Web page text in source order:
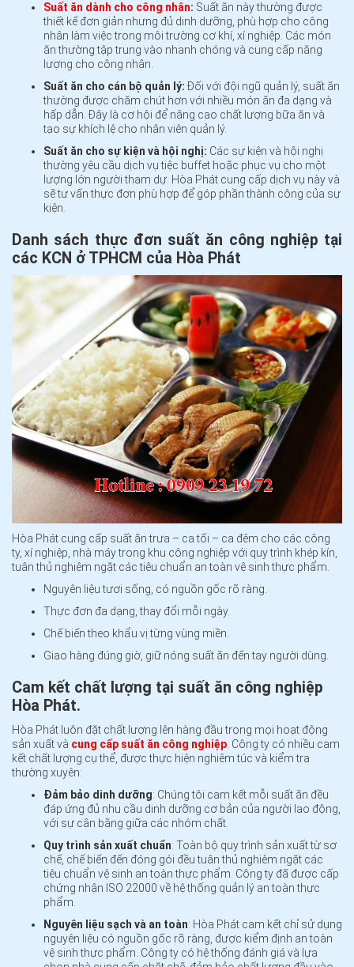
Suất ăn dành cho công nhân: Suất ăn này thường được
thiết kế đơn giản nhưng đủ dinh dưỡng, phù hợp cho công
nhân làm việc trong môi trường cơ khí, xí nghiệp. Các món
ăn thường tập trung vào nhanh chóng và cung cấp năng
lượng cho công nhân.
Suất ăn cho cán bộ quản lý: Đối với đội ngũ quản lý, suất ăn
thường được chăm chút hơn với nhiều món ăn đa dạng và
hấp dẫn. Đây là cơ hội để nâng cao chất lượng bữa ăn và
tạo sự khích lệ cho nhân viên quản lý.
Suất ăn cho sự kiện và hội nghị: Các sự kiện và hội nghị
thường yêu cầu dịch vụ tiệc buffet hoặc phục vụ cho một
lượng lớn người tham dự. Hòa Phát cung cấp dịch vụ này và
sẽ tư vấn thực đơn phù hợp để góp phần thành công của sự
kiện.
Danh sách thực đơn suất ăn công nghiệp tại
các KCN ở TPHCM của Hòa Phát
Hòa Phát cung cấp suất ăn trưa – ca tối – ca đêm cho các công
ty, xí nghiệp, nhà máy trong khu công nghiệp với quy trình khép kín,
tuân thủ nghiêm ngặt các tiêu chuẩn an toàn vệ sinh thực phẩm.
Nguyên liệu tươi sống, có nguồn gốc rõ ràng.
Thực đơn đa dạng, thay đổi mỗi ngày.
Chế biến theo khẩu vị từng vùng miền.
Giao hàng đúng giờ, giữ nóng suất ăn đến tay người dùng.
Cam kết chất lượng tại suất ăn công nghiệp
Hòa Phát.
Hòa Phát luôn đặt chất lượng lên hàng đầu trong mọi hoạt động
sản xuất và cung cấp suất ăn công nghiệp . Công ty có nhiều cam
kết chất lượng cụ thể, được thực hiện nghiêm túc và kiểm tra
thường xuyên:
Đảm bảo dinh dưỡng: Chúng tôi cam kết mỗi suất ăn đều
đáp ứng đủ nhu cầu dinh dưỡng cơ bản của người lao động,
với sự cân bằng giữa các nhóm chất.
Quy trình sản xuất chuẩn: Toàn bộ quy trình sản xuất từ sơ
chế, chế biến đến đóng gói đều tuân thủ nghiêm ngặt các
tiêu chuẩn vệ sinh an toàn thực phẩm. Công ty đã được cấp
chứng nhận ISO 22000 về hệ thống quản lý an toàn thực
phẩm.
Nguyên liệu sạch và an toàn: Hòa Phát cam kết chỉ sử dụng
nguyên liệu có nguồn gốc rõ ràng, được kiểm định an toàn
vệ sinh thực phẩm. Công ty có hệ thống đánh giá và lựa